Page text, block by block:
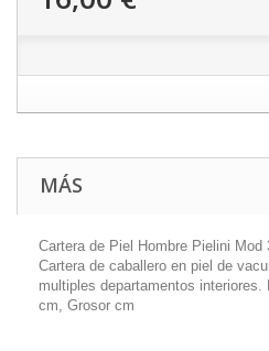
MÁS
Cartera de Piel Hombre Pielini Mod
Cartera de caballero en piel de
multiples departamentos
cm, Grosor cm